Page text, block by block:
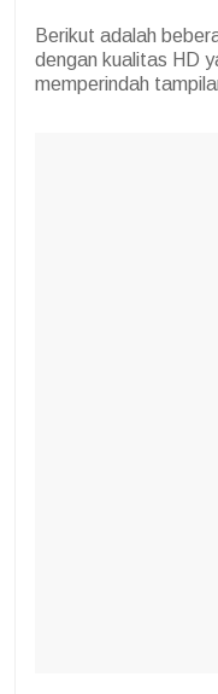
Berikut adalah
dengan kualitas HD
memperindah